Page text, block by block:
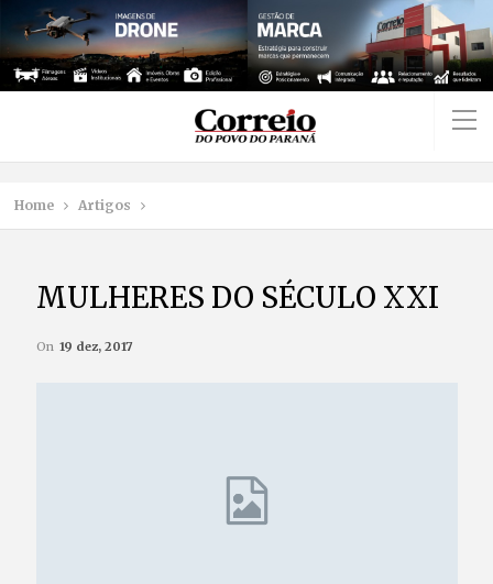
Home Artigos
MULHERES DO SÉCULO XXI
On 19 dez, 2017